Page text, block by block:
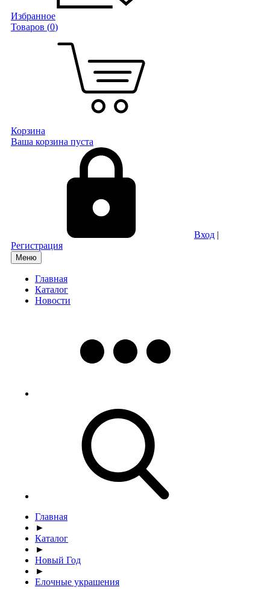
Избранное
Товаров (0)
Корзина
Ваша корзина пуста
Вход |
Регистрация
Меню
Главная
Каталог
Новости
Главная
►
Каталог
►
Новый Год
►
Елочные украшения